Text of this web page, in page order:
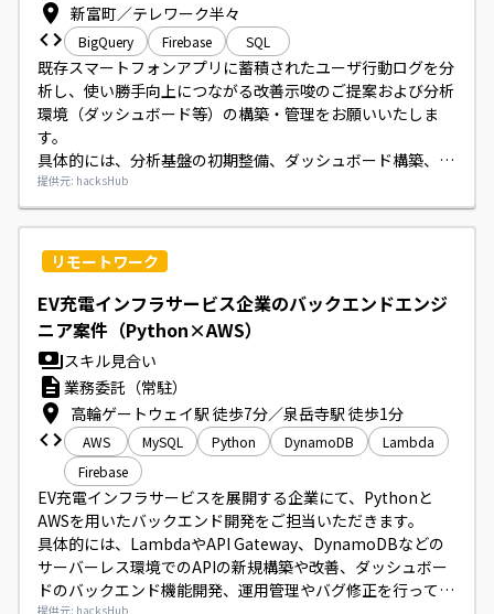
新富町／テレワーク半々
BigQuery Firebase SQL
既存スマートフォンアプリに蓄積されたユーザ行動ログを分
析し、使い勝手向上につながる改善示唆のご提案および分析
環境（ダッシュボード等）の構築・管理をお願いいたしま
す。
具体的には、分析基盤の初期整備、ダッシュボード構築、
Firebase Analyticsに蓄積されたログの確認・整理、
BigQuery等を用いたデータ抽出・加工、SQLによる集計・
分析、利用傾向の解析と改善提案の作成を行っていただきま
す。
提供元: hacksHub
リモートワーク
EV充電インフラサービス企業のバックエンドエンジ
ニア案件（Python×AWS）
スキル見合い
業務委託（常駐）
高輪ゲートウェイ駅 徒歩7分／泉岳寺駅 徒歩1分
AWS MySQL Python DynamoDB
Lambda
Firebase
EV充電インフラサービスを展開する企業にて、Pythonと
AWSを用いたバックエンド開発をご担当いただきます。
具体的には、LambdaやAPI Gateway、DynamoDBなどの
サーバーレス環境でのAPIの新規構築や改善、ダッシュボー
ドのバックエンド機能開発、運用管理やバグ修正を行ってい
提供元: hacksHub